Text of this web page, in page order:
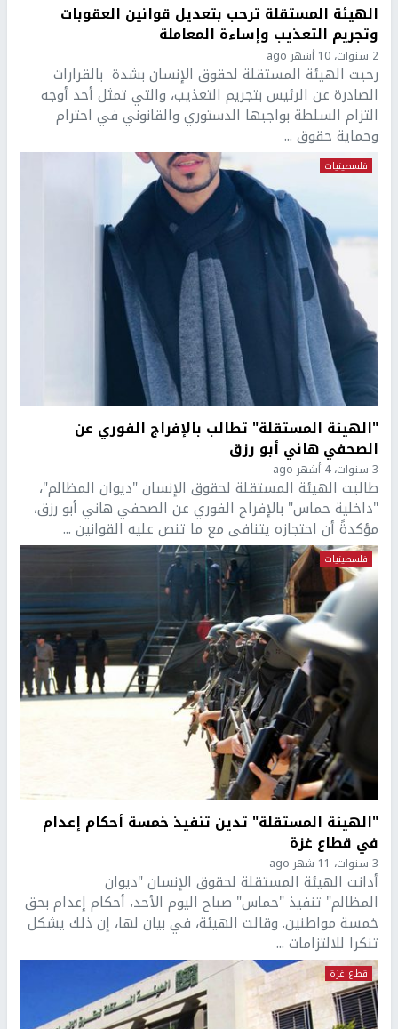
الهيئة المستقلة ترحب بتعديل قوانين العقوبات
وتجريم التعذيب وإساءة المعاملة
2 سنوات، 10 أشهر ago
رحبت الهيئة المستقلة لحقوق الإنسان بشدة بالقرارات
الصادرة عن الرئيس بتجريم التعذيب، والتي تمثل أحد أوجه
التزام السلطة بواجبها الدستوري والقانوني في احترام
وحماية حقوق ...
فلسطينيات
"الهيئة المستقلة" تطالب بالإفراج الفوري عن
الصحفي هاني أبو رزق
3 سنوات، 4 أشهر ago
طالبت الهيئة المستقلة لحقوق الإنسان "ديوان المظالم"،
"داخلية حماس" بالإفراج الفوري عن الصحفي هاني أبو رزق،
مؤكدةً أن احتجازه يتنافى مع ما تنص عليه القوانين ...
فلسطينيات
"الهيئة المستقلة" تدين تنفيذ خمسة أحكام إعدام
في قطاع غزة
3 سنوات، 11 شهر ago
أدانت الهيئة المستقلة لحقوق الإنسان "ديوان
المظالم" تنفيذ "حماس" صباح اليوم الأحد، أحكام إعدام بحق
خمسة مواطنين. وقالت الهيئة، في بيان لها، إن ذلك يشكل
تنكرا للالتزامات ...
قطاع غزة